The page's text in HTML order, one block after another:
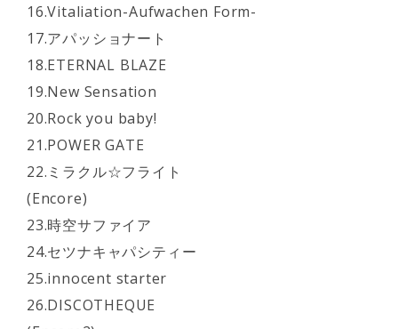
16.Vitaliation-Aufwachen Form-
17.アパッショナート
18.ETERNAL BLAZE
19.New Sensation
20.Rock you baby!
21.POWER GATE
22.ミラクル☆フライト
(Encore)
23.時空サファイア
24.セツナキャパシティー
25.innocent starter
26.DISCOTHEQUE